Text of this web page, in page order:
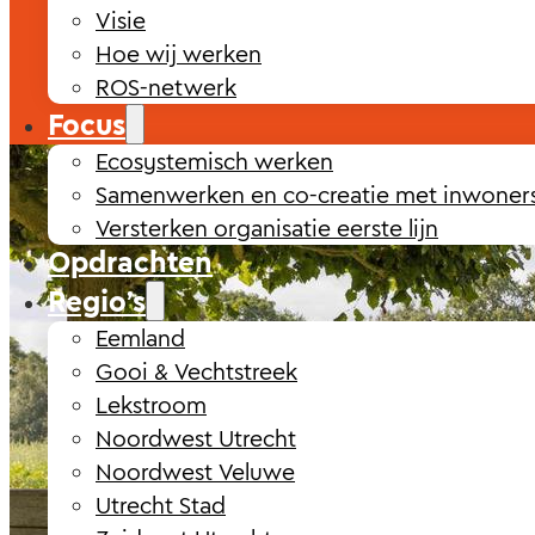
Visie
Hoe wij werken
ROS-netwerk
Focus
Ecosystemisch werken
Samenwerken en co-creatie met
Versterken organisatie eerste lijn
Opdrachten
Regio’s
Eemland
Gooi & Vechtstreek
Lekstroom
Noordwest Utrecht
Noordwest Veluwe
Utrecht Stad